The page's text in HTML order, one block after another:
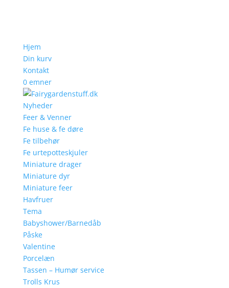
Hjem
Din kurv
Kontakt
0 emner
Nyheder
Feer & Venner
Fe huse & fe døre
Fe tilbehør
Fe urtepotteskjuler
Miniature drager
Miniature dyr
Miniature feer
Havfruer
Tema
Babyshower/Barnedåb
Påske
Valentine
Porcelæn
Tassen – Humør service
Trolls Krus